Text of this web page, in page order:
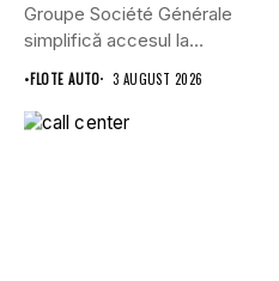
Groupe Société Générale
simplifică accesul la
asigurările auto...
•FLOTE AUTO 3 AUGUST 2026